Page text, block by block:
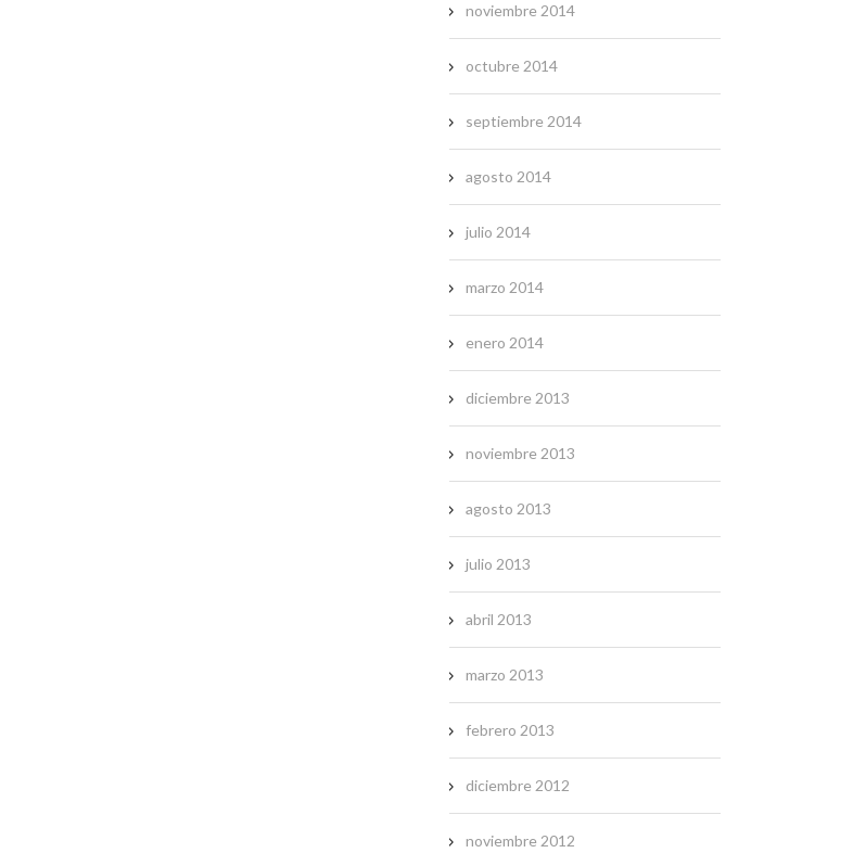
noviembre 2014
octubre 2014
septiembre 2014
agosto 2014
julio 2014
marzo 2014
enero 2014
diciembre 2013
noviembre 2013
agosto 2013
julio 2013
abril 2013
marzo 2013
febrero 2013
diciembre 2012
noviembre 2012